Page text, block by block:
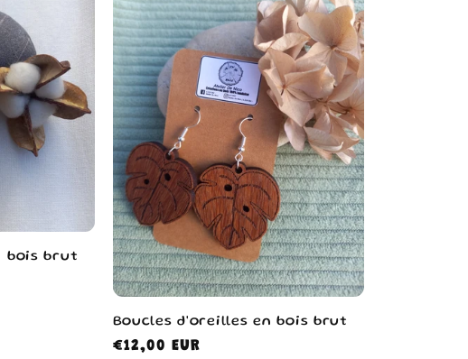
bois brut
Boucles d'oreilles en bois brut
Prix
€12,00 EUR